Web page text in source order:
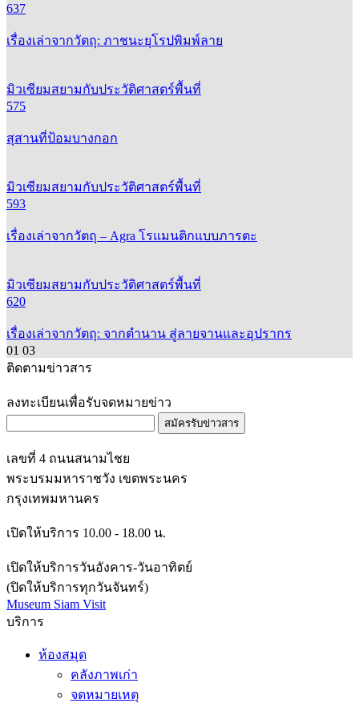
637
เรื่องเล่าจากวัตถุ: ภาชนะยุโรปพิมพ์ลาย
มิวเซียมสยามกับประวัติศาสตร์พื้นที่
575
สุสานที่ป้อมบางกอก
มิวเซียมสยามกับประวัติศาสตร์พื้นที่
593
เรื่องเล่าจากวัตถุ – Agra โรแมนติกแบบภารตะ
มิวเซียมสยามกับประวัติศาสตร์พื้นที่
620
เรื่องเล่าจากวัตถุ: จากตำนาน สู่ลายจานและอุปรากร
01 03
ติดตามข่าวสาร
ลงทะเบียนเพื่อรับจดหมายข่าว
สมัครรับข่าวสาร
เลขที่ 4 ถนนสนามไชย
พระบรมมหาราชวัง เขตพระนคร
กรุงเทพมหานคร
เปิดให้บริการ 10.00 - 18.00 น.
เปิดให้บริการวันอังคาร-วันอาทิตย์
(ปิดให้บริการทุกวันจันทร์)
Museum Siam Visit
บริการ
ห้องสมุด
คลังภาพเก่า
จดหมายเหตุ